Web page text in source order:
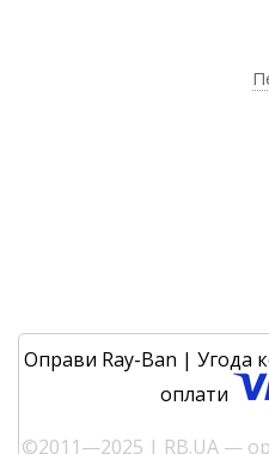
Оправи Ray-Ban | Угода
оплати
©2011—2025 | RB.UA —